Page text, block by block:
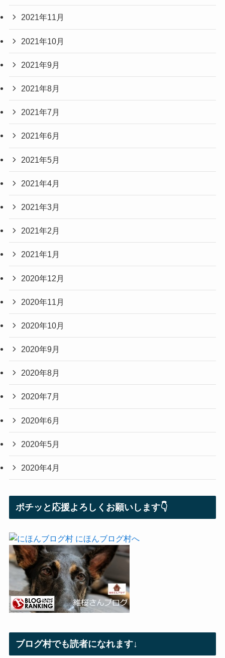
2021年11月
2021年10月
2021年9月
2021年8月
2021年7月
2021年6月
2021年5月
2021年4月
2021年3月
2021年2月
2021年1月
2020年12月
2020年11月
2020年10月
2020年9月
2020年8月
2020年7月
2020年6月
2020年5月
2020年4月
ポチッと応援よろしくお願いします👇
ブログ村でも読者になれます↓